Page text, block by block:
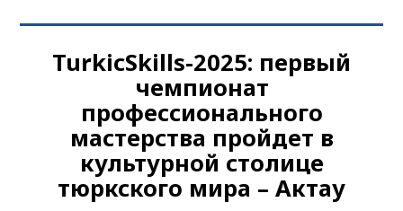
TurkісSkills-2025: первый
чемпионат
профессионального
мастерства пройдет в
культурной столице
тюркского мира – Актау